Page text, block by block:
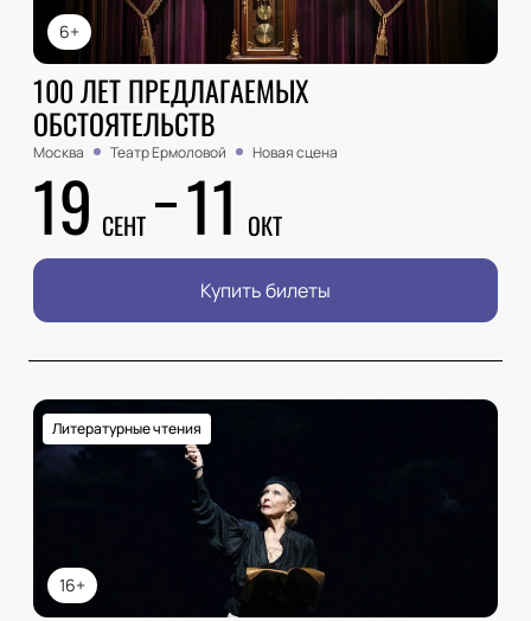
6+
100 ЛЕТ ПРЕДЛАГАЕМЫХ
ОБСТОЯТЕЛЬСТВ
Москва Театр Ермоловой Новая сцена
19 СЕНТ 11 ОКТ
Купить билеты
16+
Литературные чтения